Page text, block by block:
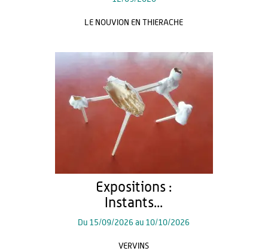
LE NOUVION EN THIERACHE
Expositions :
Instants...
Du 15/09/2026 au 10/10/2026
VERVINS